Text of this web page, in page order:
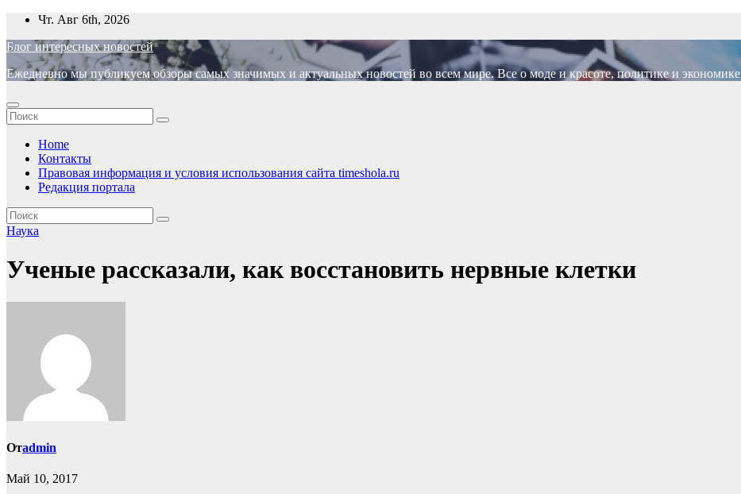
Перейти
содержимому
Чт. Авг 6th, 2026
Блог интересных новостей
Ежедневно мы публикуем обзоры самых значимых и актуальных новостей во всем мире. Все о моде и красоте, политике и экономике
Home
Контакты
Правовая информация и условия использования сайта timeshola.ru
Редакция портала
Наука
Ученые рассказали, как восстановить нервные клетки
Отadmin
Май 10, 2017